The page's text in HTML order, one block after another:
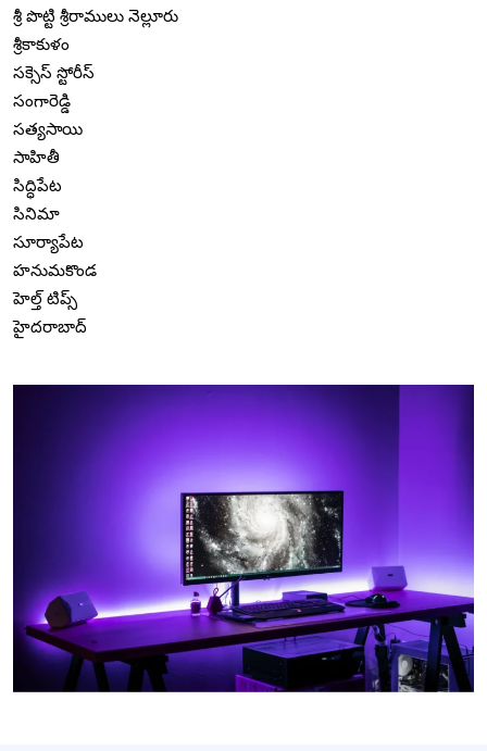
శ్రీ పొట్టి శ్రీరాములు నెల్లూరు
శ్రీకాకుళం
సక్సెస్ స్టోరీస్
సంగారెడ్డి
సత్యసాయి
సాహితీ
సిద్ధిపేట
సినిమా
సూర్యాపేట
హనుమకొండ
హెల్త్ టిప్స్
హైదరాబాద్